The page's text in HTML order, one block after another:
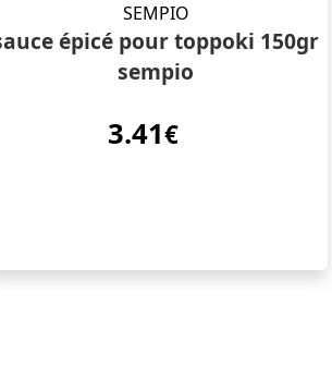
épicé pour toppoki 150gr
sempio
3.41€